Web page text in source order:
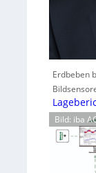
Erdbeben
Bild: iba